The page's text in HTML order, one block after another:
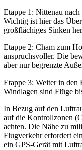
Etappe 1: Nittenau
Wichtig ist hier das
großflächiges Sinken
Etappe 2: Cham zum
anspruchsvoller. Die
aber nur begrenzte
Etappe 3: Weiter in den
Windlagen sind Flüge
In Bezug auf den
auf die Kontrollzonen
achten. Die Nähe zu
Flugverkehr erfordert
ein GPS-Gerät mit